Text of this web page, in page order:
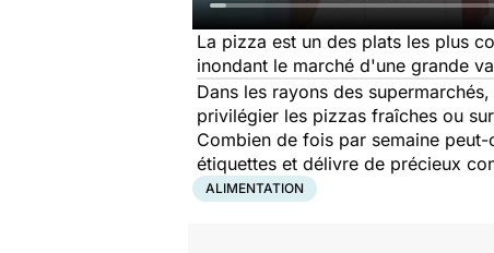
La pizza est un des plats les plus
inondant le marché d'une grande
Dans les rayons des
privilégier les pizzas fraîches ou
Combien de fois par semaine
étiquettes et délivre de précieux
ALIMENTATION